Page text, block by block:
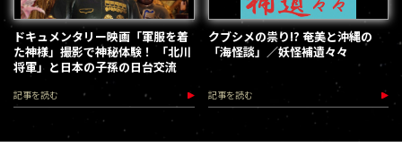
ドキュメンタリー映画「軍服を着
た神様」撮影で神秘体験！ 「北川
将軍」と日本の子孫の日台交流
記事を読む
クブシメの祟り!? 奄美と沖縄の
「海怪談」／妖怪補遺々々
記事を読む